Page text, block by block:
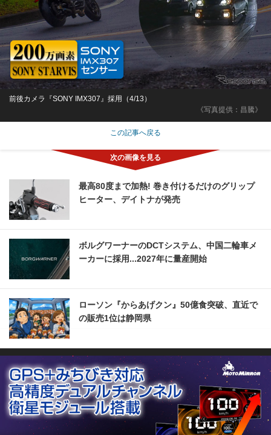
《写真提供：昌騰》
前後カメラ『SONY IMX307』採用（4/13）
この記事へ戻る
最高80度まで加熱! 巻き付けるだけのグリップ
ヒーター、デイトナが発売
ボルグワーナーのDCTシステム、中国二輪車メ
ーカーに採用...2027年に量産開始
ローソン『からあげクン』50億食突破、直近で
の販売1位は静岡県